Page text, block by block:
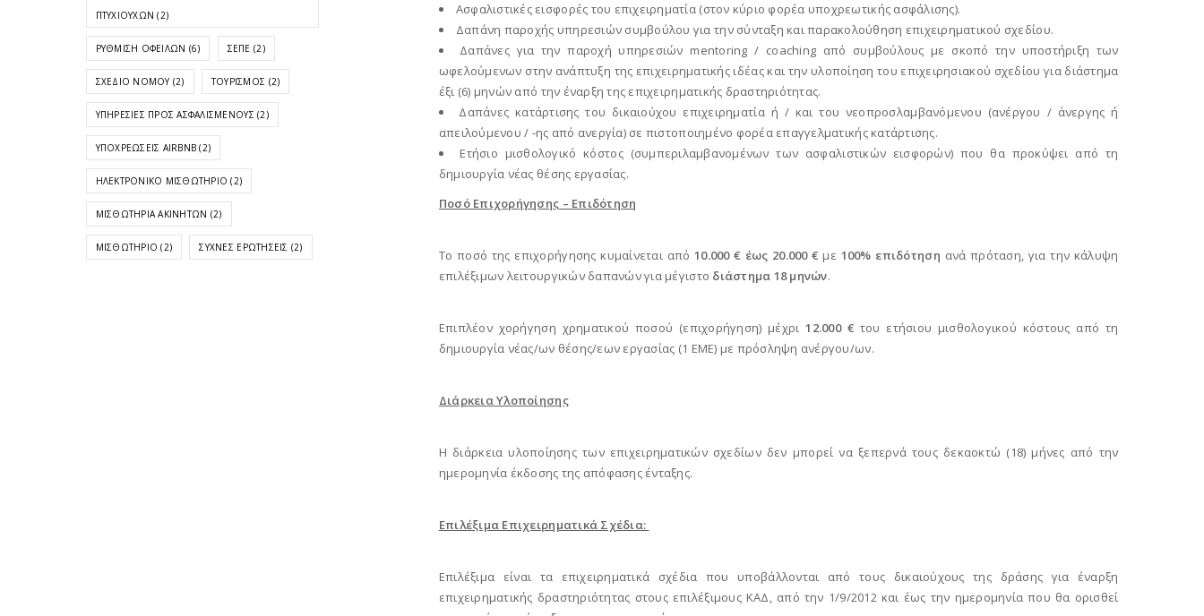
Ασφαλιστικές εισφορές του επιχειρηματία (στον κύριο φορέα υποχρεωτικής ασφάλισης).
Δαπάνη παροχής υπηρεσιών συμβούλου για την σύνταξη και παρακολούθηση επιχειρηματικού σχεδίου.
Δαπάνες για την παροχή υπηρεσιών mentoring / coaching από συμβούλους με σκοπό την υποστήριξη των
ωφελούμενων στην ανάπτυξη της επιχειρηματικής ιδέας και την υλοποίηση του επιχειρησιακού σχεδίου για διάστημα
έξι (6) μηνών από την έναρξη της επιχειρηματικής δραστηριότητας.
Δαπάνες κατάρτισης του δικαιούχου επιχειρηματία ή / και του νεοπροσλαμβανόμενου (ανέργου / άνεργης ή
απειλούμενου / -ης από ανεργία) σε πιστοποιημένο φορέα επαγγελματικής κατάρτισης.
Ετήσιο μισθολογικό κόστος (συμπεριλαμβανομένων των ασφαλιστικών εισφορών) που θα προκύψει από τη
δημιουργία νέας θέσης εργασίας.
Ποσό Επιχορήγησης – Επιδότηση
Το ποσό της επιχορήγησης κυμαίνεται από10.000 € έως 20.000 € με 100% επιδότηση ανά πρόταση, για την κάλυψη
επιλέξιμων λειτουργικών δαπανών για μέγιστο διάστημα 18 μηνών.
Επιπλέον χορήγηση χρηματικού ποσού (επιχορήγηση) μέχρι12.000 €του ετήσιου μισθολογικού κόστους από τη
δημιουργία νέας/ων θέσης/εων εργασίας (1 ΕΜΕ) με πρόσληψη ανέργου/ων.
Διάρκεια Υλοποίησης
Η διάρκεια υλοποίησης των επιχειρηματικών σχεδίων δεν μπορεί να ξεπερνά τους δεκαοκτώ (18) μήνες από την
ημερομηνία έκδοσης της απόφασης ένταξης.
Επιλέξιμα Επιχειρηματικά Σχέδια:
Επιλέξιμα είναι τα επιχειρηματικά σχέδια που υποβάλλονται από τους δικαιούχους της δράσης για έναρξη
επιχειρηματικής δραστηριότητας στους επιλέξιμους ΚΑΔ, από την 1/9/2012 και έως την ημερομηνία που θα ορισθεί
ΠΤΥΧΙΟΎΧΩΝ (2)
ΡΎΘΜΙΣΗ ΟΦΕΙΛΏΝ (6) ΣΕΠΕ (2)
ΣΧΈΔΙΟ ΝΌΜΟΥ (2) ΤΟΥΡΙΣΜΌΣ (2)
ΥΠΗΡΕΣΊΕΣ ΠΡΟΣ ΑΣΦΑΛΙΣΜΈΝΟΥΣ (2)
ΥΠΟΧΡΕΏΣΕΙΣ AIRBNB (2)
ΗΛΕΚΤΡΟΝΙΚΌ ΜΙΣΘΩΤΉΡΙΟ (2)
ΜΙΣΘΩΤΉΡΙΑ ΑΚΙΝΉΤΩΝ (2)
ΜΙΣΘΩΤΉΡΙΟ (2) ΣΥΧΝΈΣ ΕΡΩΤΉΣΕΙΣ (2)